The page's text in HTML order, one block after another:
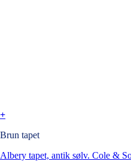
+
Brun tapet
Albery tapet, antik sølv. Cole &